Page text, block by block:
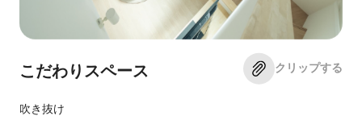
こだわりスペース
吹き抜け
クリップする